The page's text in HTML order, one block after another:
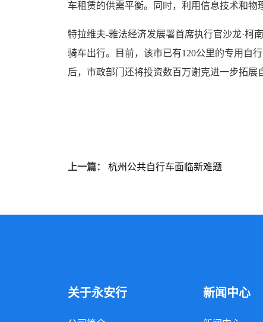
车租赁的供需平衡。同时，利用信息技术和物
特拉维夫-雅法经济发展署首席执行官沙龙·柯
骑车出行。目前，该市已有120公里的专用自
后，市政部门还将投资数百万谢克进一步拓展
上一篇： 杭州公共自行车面临新难题
关于永安行 新闻中心